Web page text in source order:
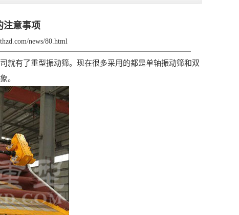
注意事项
news/80.html
有了重型振动筛。现在很多采用的都是单轴振动筛和双
。